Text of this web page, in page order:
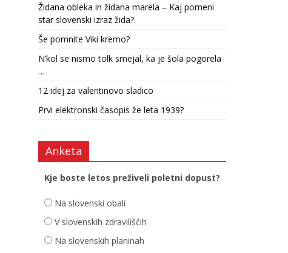
Židana obleka in židana marela – Kaj pomeni
star slovenski izraz žida?
Še pomnite Viki kremo?
N’kol se nismo tolk smejal, ka je šola pogorela
…
12 idej za valentinovo sladico
Prvi elektronski časopis že leta 1939?
Anketa
Kje boste letos preživeli poletni dopust?
Na slovenski obali
V slovenskih zdraviliščih
Na slovenskih planinah